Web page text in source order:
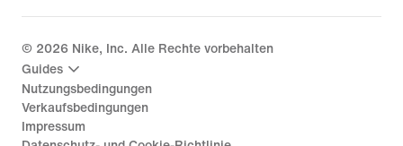
© 2026 Nike, Inc. Alle Rechte vorbehalten
Guides
Nutzungsbedingungen
Verkaufsbedingungen
Impressum